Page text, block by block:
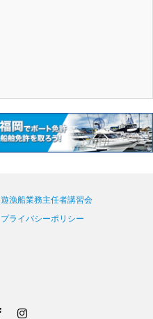
遊漁船業務主任者講習会
プライバシーポリシー